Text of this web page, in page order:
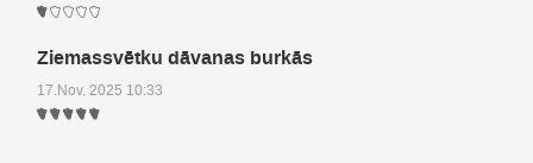
Ziemassvētku dāvanas burkās
17.Nov, 2025 10:33